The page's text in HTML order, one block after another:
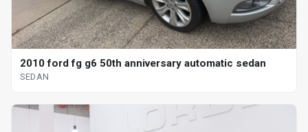
2010 ford fg g6 50th anniversary automatic sedan
SEDAN